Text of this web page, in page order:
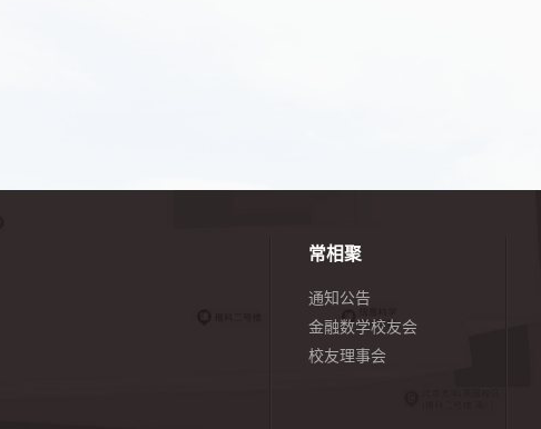
常相聚
通知公告
金融数学校友会
校友理事会